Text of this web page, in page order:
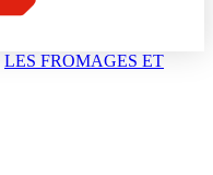
LES FROMAGES ET